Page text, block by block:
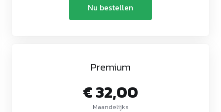
Nu bestellen
Premium
€ 32,00
Maandelijks